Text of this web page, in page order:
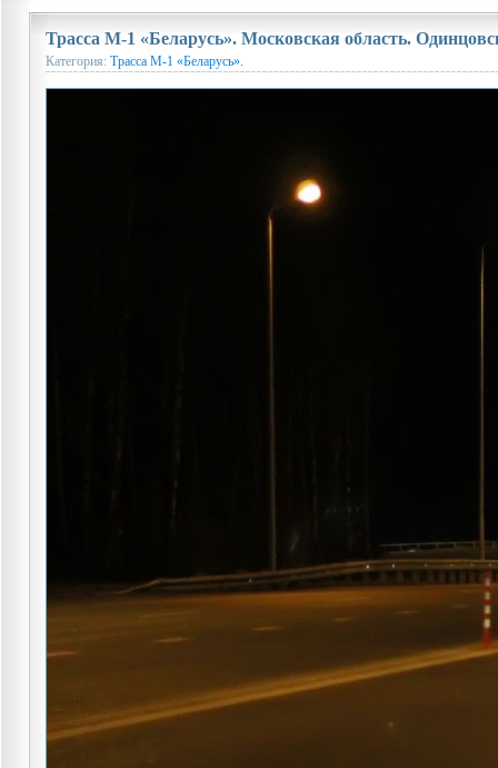
Трасса М-1 «Беларусь». Московская область.
Категория: Трасса М-1 «Беларусь».